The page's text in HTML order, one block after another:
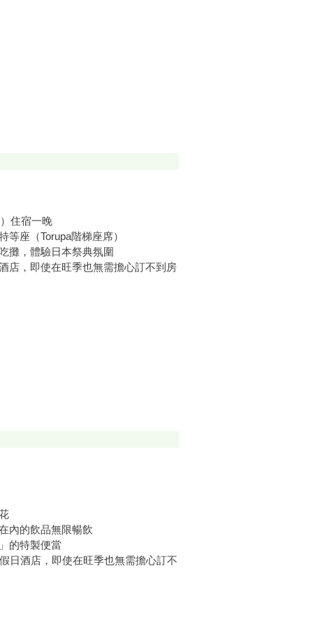
住宿一晚
等座（Torupa階梯座席）
攤，體驗日本祭典氛圍
店，即使在旺季也無需擔心訂不到房
內的飲品無限暢飲
的特製便當
日酒店，即使在旺季也無需擔心訂不